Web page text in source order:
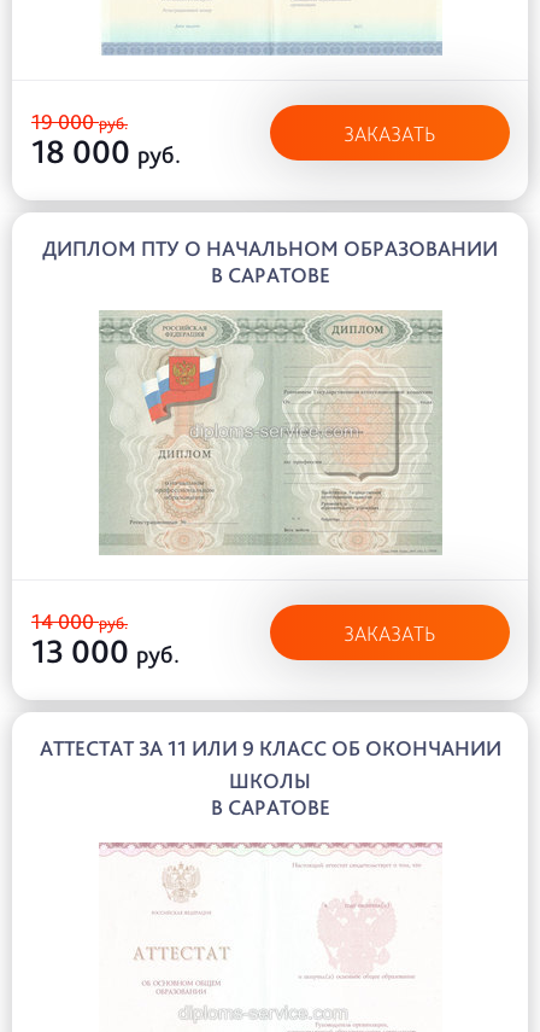
19 000руб.
18 000 руб.
ЗАКАЗАТЬ
ДИПЛОМ ПТУ О НАЧАЛЬНОМ ОБРАЗОВАНИИ
В САРАТОВЕ
14 000руб.
13 000 руб.
ЗАКАЗАТЬ
АТТЕСТАТ ЗА 11 ИЛИ 9 КЛАСС ОБ ОКОНЧАНИИ
ШКОЛЫ
В САРАТОВЕ